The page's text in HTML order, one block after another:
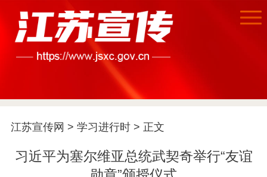
首页
江苏宣传网 > 学习进行时> 正文
习近平为塞尔维亚总统武契奇举行“友谊